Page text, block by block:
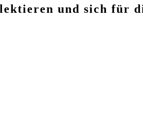
und sich für